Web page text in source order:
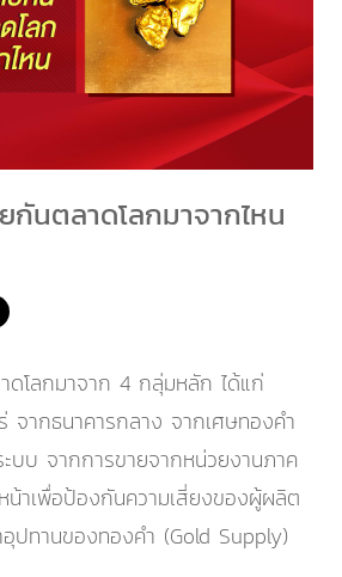
กันตลาดโลกมาจากไหน
ดโลกมาจาก 4 กลุ่มหลัก ได้แก่
จากธนาคารกลาง จากเศษทองคำ
ะบบ จากการขายจากหน่วยงานภาค
น้าเพื่อป้องกันความเสี่ยงของผู้ผลิต
ปทานของทองคำ (Gold Supply)